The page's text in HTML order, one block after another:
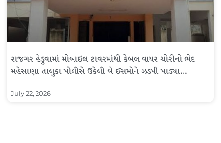
રાજગર હેડુવામાં મોબાઇલ ટાવરમાંથી કેબલ વાયર ચોરીનો ભેદ
મહેસાણા તાલુકા પોલીસે ઉકેલી બે ઈસમોને ઝડપી પાડ્યા…
July 22, 2026